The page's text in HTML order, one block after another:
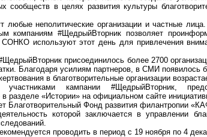
в целях развития культуры
любые неполитические организации и частные
компаниям #ЩедрыйВторник позволяет
СОНКО используют этот день для привлечения
ЩедрыйВторник присоединилось более 2700
Благодаря усилиям партнеров, в СМИ появилось
в благотворительные организации
участниками кампании #ЩедрыйВторник,
в разделе «Истории» на официальном сайте
Благотворительный Фонд развития филантропии
которой заключается в управлении
проводить в период с 19 ноября по 4